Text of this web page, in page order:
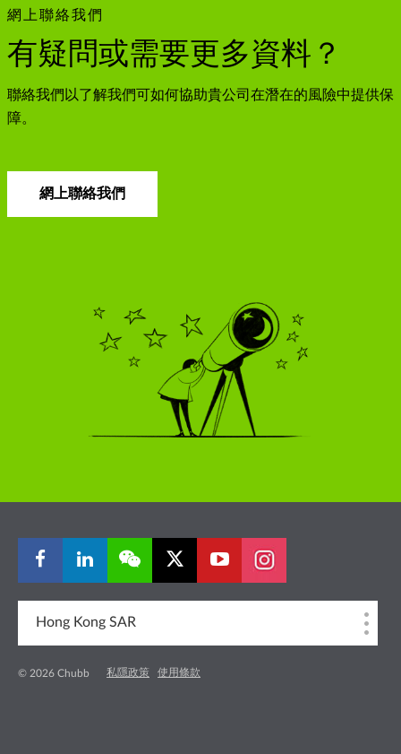
網上聯絡我們
有疑問或需要更多資料？
聯絡我們以了解我們可如何協助貴公司在潛在的風險中提供保
障。
網上聯絡我們
Hong Kong SAR
© 2026 Chubb 私隱政策 使用條款